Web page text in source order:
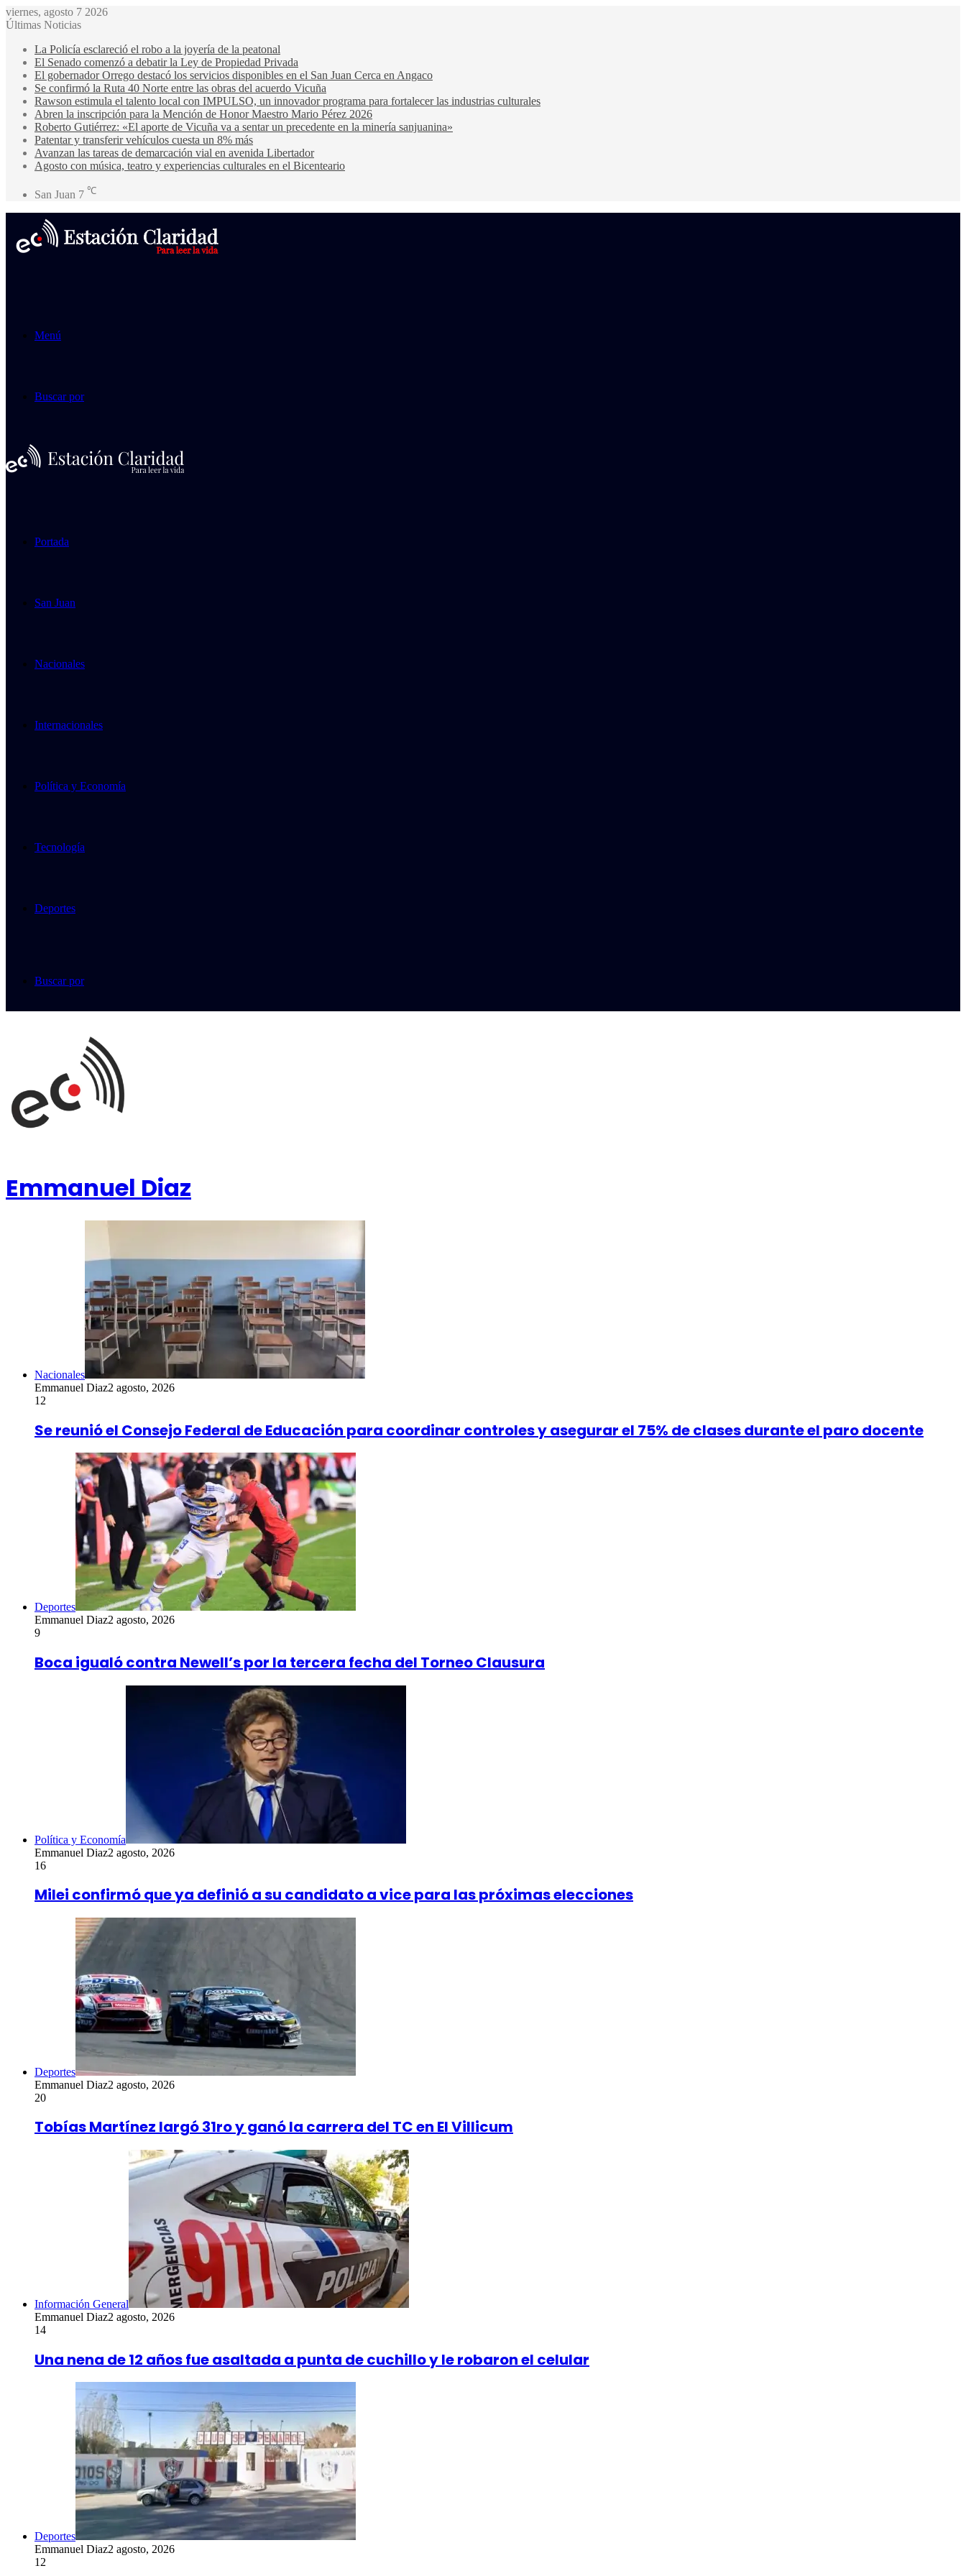
viernes, agosto 7 2026
Últimas Noticias
La Policía esclareció el robo a la joyería de la peatonal
El Senado comenzó a debatir la Ley de Propiedad Privada
El gobernador Orrego destacó los servicios disponibles en el San Juan Cerca en Angaco
Se confirmó la Ruta 40 Norte entre las obras del acuerdo Vicuña
Rawson estimula el talento local con IMPULSO, un innovador programa para fortalecer las industrias culturales
Abren la inscripción para la Mención de Honor Maestro Mario Pérez 2026
Roberto Gutiérrez: «El aporte de Vicuña va a sentar un precedente en la minería sanjuanina»
Patentar y transferir vehículos cuesta un 8% más
Avanzan las tareas de demarcación vial en avenida Libertador
Agosto con música, teatro y experiencias culturales en el Bicenteario
San Juan 7 ℃
Menú
Buscar por
Portada
San Juan
Nacionales
Internacionales
Política y Economía
Tecnología
Deportes
Buscar por
Emmanuel Diaz
Nacionales
Emmanuel Diaz2 agosto, 2026
12
Se reunió el Consejo Federal de Educación para coordinar controles y asegurar el 75% de clases durante el paro docente
Deportes
Emmanuel Diaz2 agosto, 2026
9
Boca igualó contra Newell’s por la tercera fecha del Torneo Clausura
Política y Economía
Emmanuel Diaz2 agosto, 2026
16
Milei confirmó que ya definió a su candidato a vice para las próximas elecciones
Deportes
Emmanuel Diaz2 agosto, 2026
20
Tobías Martínez largó 31ro y ganó la carrera del TC en El Villicum
Información General
Emmanuel Diaz2 agosto, 2026
14
Una nena de 12 años fue asaltada a punta de cuchillo y le robaron el celular
Deportes
Emmanuel Diaz2 agosto, 2026
12